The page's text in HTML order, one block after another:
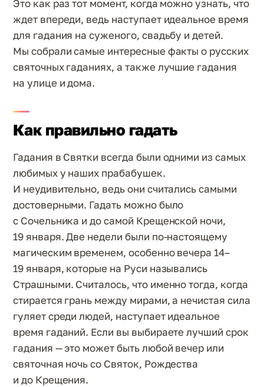
Это как раз тот момент, когда можно узнать, что
ждет впереди, ведь наступает идеальное время
для гадания на суженого, свадьбу и детей.
Мы собрали самые интересные факты о русских
святочных гаданиях, а также лучшие гадания
на улице и дома.
Как правильно гадать
Гадания в Святки всегда были одними из самых
любимых у наших прабабушек.
И неудивительно, ведь они считались самыми
достоверными. Гадать можно было
с Сочельника и до самой Крещенской ночи,
19 января. Две недели были по-настоящему
магическим временем, особенно вечера 14–
19 января, которые на Руси назывались
Страшными. Считалось, что именно тогда, когда
стирается грань между мирами, а нечистая сила
гуляет среди людей, наступает идеальное
время гаданий. Если вы выбираете лучший срок
гадания — это может быть любой вечер или
святочная ночь со Святок, Рождества
и до Крещения.